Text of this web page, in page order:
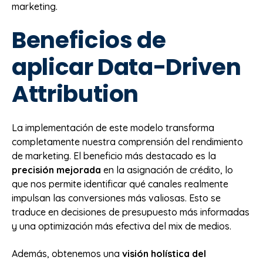
marketing.
Beneficios de
aplicar Data-Driven
Attribution
La implementación de este modelo transforma
completamente nuestra comprensión del rendimiento
de marketing. El beneficio más destacado es la
precisión mejorada en la asignación de crédito, lo
que nos permite identificar qué canales realmente
impulsan las conversiones más valiosas. Esto se
traduce en decisiones de presupuesto más informadas
y una optimización más efectiva del mix de medios.
Además, obtenemos una visión holística del